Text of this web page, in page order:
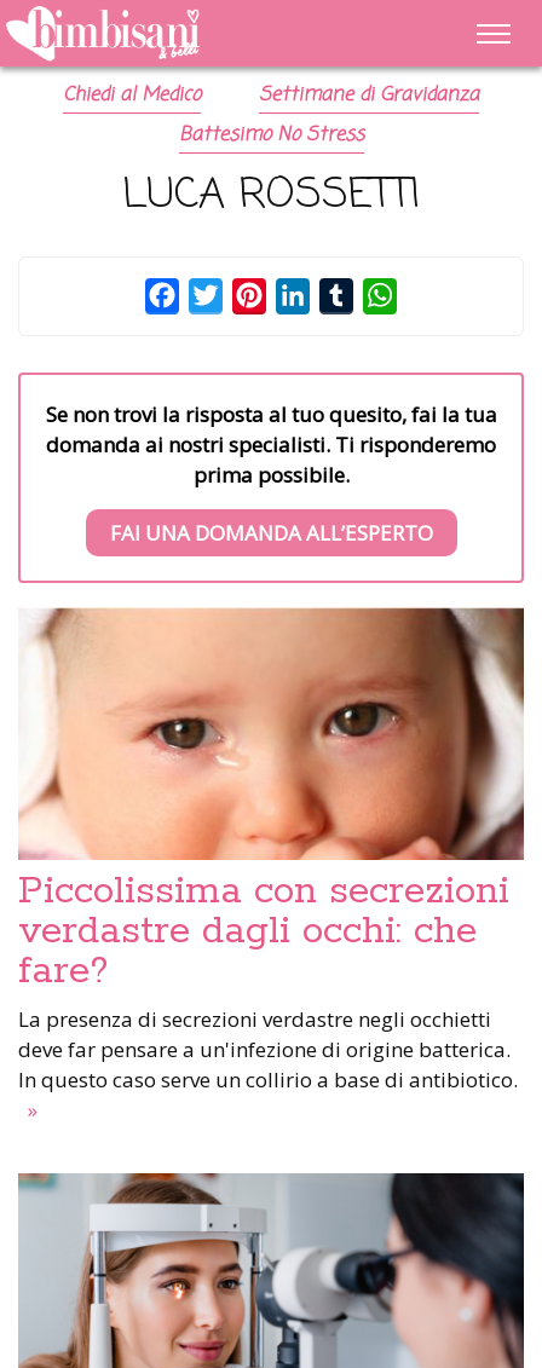
Chiedi al Medico
Settimane di Gravidanza
Battesimo No Stress
LUCA ROSSETTI
FacebookTwitterPinterestLinkedInTumblr
Se non trovi la risposta al tuo quesito, fai la tua
domanda ai nostri specialisti. Ti risponderemo
prima possibile.
FAI UNA DOMANDA ALL’ESPERTO
Piccolissima con secrezioni
verdastre dagli occhi: che
fare?
La presenza di secrezioni verdastre negli occhietti
deve far pensare a un'infezione di origine batterica.
In questo caso serve un collirio a base di antibiotico.
»